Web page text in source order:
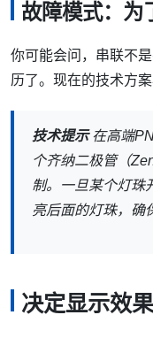
故障模式：为
你可能会问，串联不
历了。现在的技术方案
技术提示在高端
个齐纳二极管（
制。一旦某个灯珠
亮后面的灯珠，确
决定显示效